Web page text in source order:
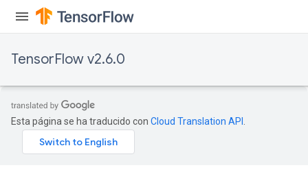
TensorFlow v2.6.0
Esta página se ha traducido con Cloud Translation API